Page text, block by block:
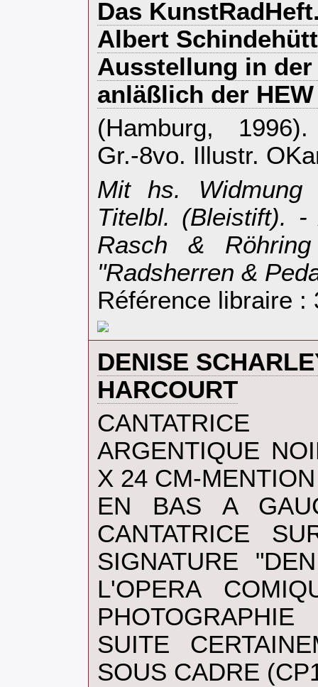
‎Das
Albert
Ausstellung in der
anläßlich der
‎(Hamburg,
Gr.-8vo. Illustr.
‎Mit hs.
Titelbl. (Bleistift).
Rasch &
"Radsherren &
Référence libraire :
‎DENISE
HARCOURT‎
‎CANTATRICE
ARGENTIQUE
X 24 CM-
EN BAS A
CANTATRICE
SIGNATURE
L'OPERA
SUITE
SOUS CADRE